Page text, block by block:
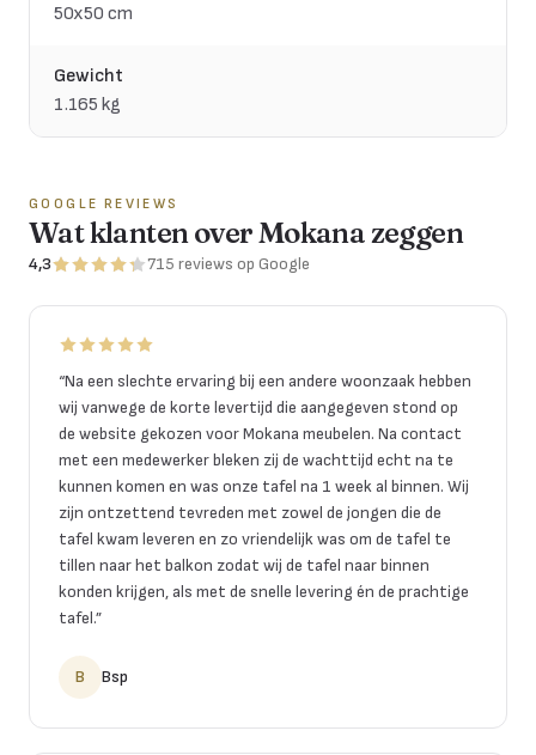
50x50 cm
Gewicht
1.165 kg
GOOGLE REVIEWS
Wat klanten over Mokana zeggen
4,3 715 reviews op Google
“Na een slechte ervaring bij een andere woonzaak hebben
wij vanwege de korte levertijd die aangegeven stond op
de website gekozen voor Mokana meubelen. Na contact
met een medewerker bleken zij de wachttijd echt na te
kunnen komen en was onze tafel na 1 week al binnen. Wij
zijn ontzettend tevreden met zowel de jongen die de
tafel kwam leveren en zo vriendelijk was om de tafel te
tillen naar het balkon zodat wij de tafel naar binnen
konden krijgen, als met de snelle levering én de prachtige
tafel.”
B Bsp